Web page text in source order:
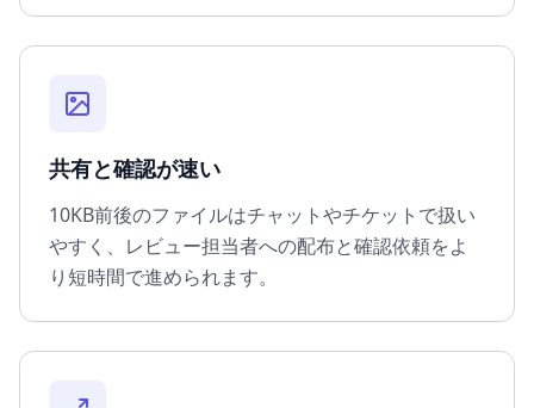
共有と確認が速い
10KB前後のファイルはチャットやチケットで扱い
やすく、レビュー担当者への配布と確認依頼をよ
り短時間で進められます。